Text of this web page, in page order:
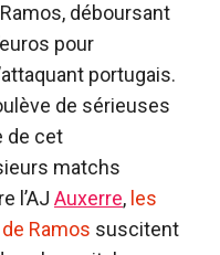
déboursant
pour
portugais.
de sérieuses
de cet
matchs
l’AJ Auxerre, les
Ramos suscitent